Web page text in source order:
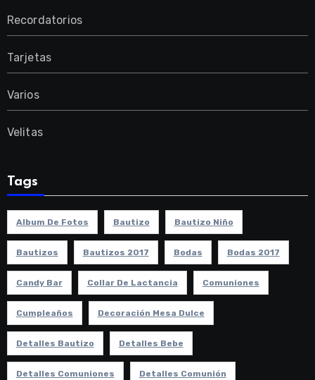
Recordatorios
Tarjetas
Varios
Velitas
Tags
Album De Fotos Bautizo Bautizo Niño
Bautizos Bautizos 2017 Bodas Bodas 2017
Candy Bar Collar De Lactancia Comuniones
Cumpleaños Decoración Mesa Dulce
Detalles Bautizo Detalles Bebe
Detalles Comuniones Detalles Comunión